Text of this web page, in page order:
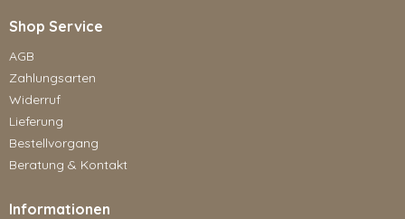
Shop Service
AGB
Zahlungsarten
Widerruf
Lieferung
Bestellvorgang
Beratung & Kontakt
Informationen